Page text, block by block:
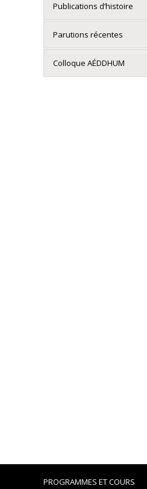
Publications d’histoire
Parutions récentes
Colloque AÉDDHUM
PROGRAMMES ET COURS